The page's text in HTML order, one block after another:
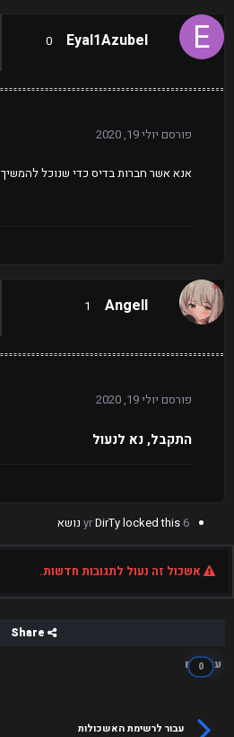
Eyal1Azubel
0
פורסם יולי 19, 2020
אנא אשר חברות בדיס כדי שנוכל להמשיך
AngeIl
1
פורסם יולי 19, 2020
התקבל, נא לנעול
6 yr
DirTylocked this נושא
אשכול זה נעול לתגובות חדשות.
עוקבים
0
עבור לרשימת האשכולות